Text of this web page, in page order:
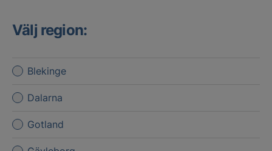
Välj region:
Blekinge
Dalarna
Gotland